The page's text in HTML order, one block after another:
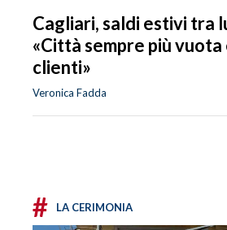
Cagliari, saldi estivi tra
«Città sempre più vuota
clienti»
Veronica Fadda
# LA CERIMONIA